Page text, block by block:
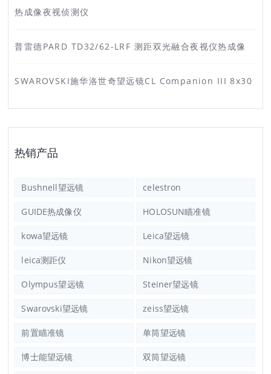
热成像夜视侦测仪
普雷德PARD TD32/62-LRF 测距双光融合夜视仪热成像
SWAROVSKI施华洛世奇望远镜CL Companion III 8x30
热销产品
Bushnell望远镜 celestron
GUIDE热成像仪 HOLOSUN瞄准镜
kowa望远镜 Leica望远镜
leica测距仪 Nikon望远镜
Olympus望远镜 Steiner望远镜
Swarovski望远镜 zeiss望远镜
前置瞄准镜 单筒望远镜
博士能望远镜 双筒望远镜